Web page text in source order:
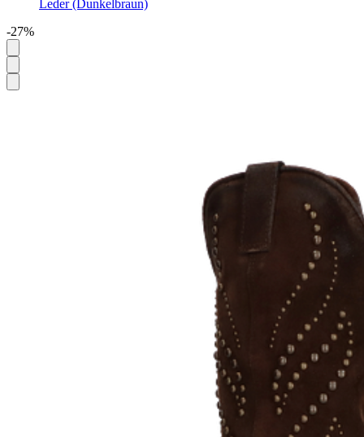
Leder (Dunkelbraun)
-27%